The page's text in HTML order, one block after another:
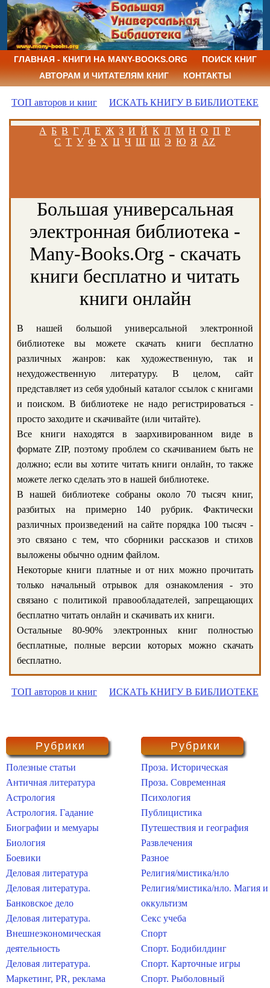
ГЛАВНАЯ - КНИГИ НА MANY-BOOKS.ORG
ПОИСК КНИГ
АВТОРАМ И ЧИТАТЕЛЯМ КНИГ
КОНТАКТЫ
ТОП авторов и книг ИСКАТЬ КНИГУ В БИБЛИОТЕКЕ
А Б В Г Д Е Ж З И Й К Л М Н О П Р
С Т У Ф Х Ц Ч Ш Щ Э Ю Я AZ
Большая универсальная
электронная библиотека -
Many-Books.Org - скачать
книги бесплатно и читать
книги онлайн
В нашей большой универсальной электронной
библиотеке вы можете скачать книги бесплатно
различных жанров: как художественную, так и
нехудожественную литературу. В целом, сайт
представляет из себя удобный каталог ссылок с книгами
и поиском. В библиотеке не надо регистрироваться -
просто заходите и скачивайте (или читайте).
Все книги находятся в заархивированном виде в
формате ZIP, поэтому проблем со скачиванием быть не
должно; если вы хотите читать книги онлайн, то также
можете легко сделать это в нашей библиотеке.
В нашей библиотеке собраны около 70 тысяч книг,
разбитых на примерно 140 рубрик. Фактически
различных произведений на сайте порядка 100 тысяч -
это связано с тем, что сборники рассказов и стихов
выложены обычно одним файлом.
Некоторые книги платные и от них можно прочитать
только начальный отрывок для ознакомления - это
связано с политикой правообладателей, запрещающих
бесплатно читать онлайн и скачивать их книги.
Остальные 80-90% электронных книг полностью
бесплатные, полные версии которых можно скачать
бесплатно.
ТОП авторов и книг ИСКАТЬ КНИГУ В БИБЛИОТЕКЕ
Рубрики
Полезные статьи
Античная литература
Астрология
Астрология. Гадание
Биографии и мемуары
Биология
Боевики
Деловая литература
Деловая литература.
Банковское дело
Деловая литература.
Внешнеэкономическая
деятельность
Деловая литература.
Маркетинг, PR, реклама
Рубрики
Проза. Историческая
Проза. Современная
Психология
Публицистика
Путешествия и география
Развлечения
Разное
Религия/мистика/нло
Религия/мистика/нло. Магия и
оккультизм
Секс учеба
Спорт
Спорт. Бодибилдинг
Спорт. Карточные игры
Спорт. Рыболовный